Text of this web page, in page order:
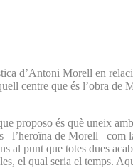
d’Antoni Morell en
centre que és l’obra de
proposo és què uneix
–l’heroïna de Morell–
al punt que totes dues
el qual seria el temps.